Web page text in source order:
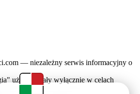
— niezależny serwis informacyjny o
użyte zostały wyłącznie w celach